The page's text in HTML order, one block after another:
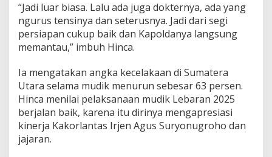
“Jadi luar biasa. Lalu ada juga dokternya, ada yang
ngurus tensinya dan seterusnya. Jadi dari segi
persiapan cukup baik dan Kapoldanya langsung
memantau,” imbuh Hinca.
Ia mengatakan angka kecelakaan di Sumatera
Utara selama mudik menurun sebesar 63 persen.
Hinca menilai pelaksanaan mudik Lebaran 2025
berjalan baik, karena itu dirinya mengapresiasi
kinerja Kakorlantas Irjen Agus Suryonugroho dan
jajaran.